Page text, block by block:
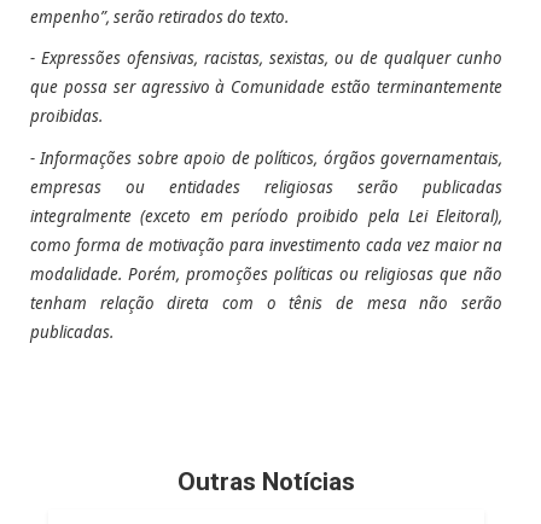
empenho”, serão retirados do texto.
- Expressões ofensivas, racistas, sexistas, ou de qualquer cunho
que possa ser agressivo à Comunidade estão terminantemente
proibidas.
- Informações sobre apoio de políticos, órgãos governamentais,
empresas ou entidades religiosas serão publicadas
integralmente (exceto em período proibido pela Lei Eleitoral),
como forma de motivação para investimento cada vez maior na
modalidade. Porém, promoções políticas ou religiosas que não
tenham relação direta com o tênis de mesa não serão
publicadas.
Outras Notícias